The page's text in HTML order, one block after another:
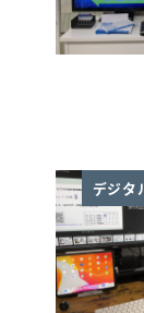
デジタ